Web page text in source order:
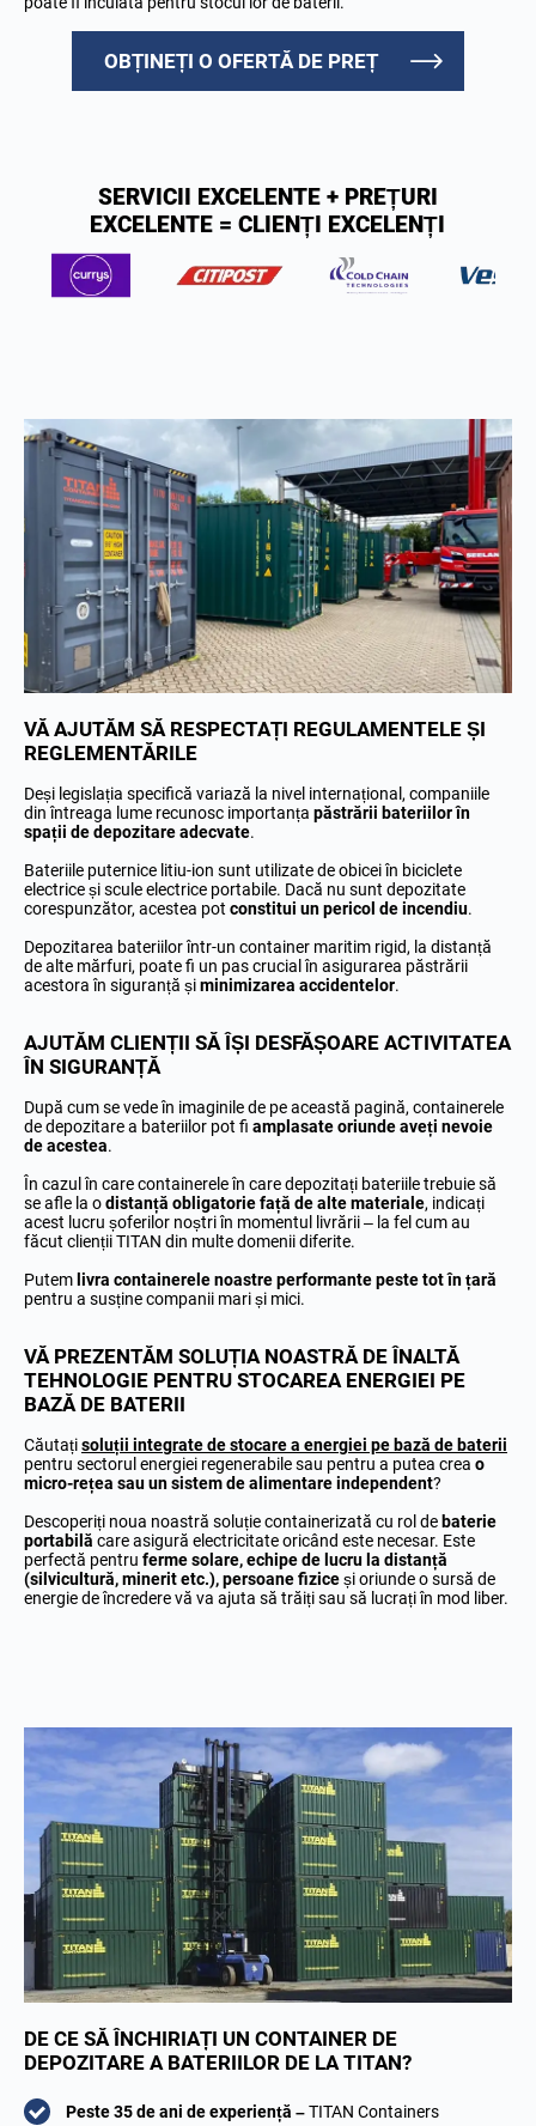
OBȚINEȚI O OFERTĂ DE PREȚ
SERVICII EXCELENTE + PREȚURI
EXCELENTE = CLIENȚI EXCELENȚI
VĂ AJUTĂM SĂ RESPECTAȚI REGULAMENTELE ȘI
REGLEMENTĂRILE
Deși legislația specifică variază la nivel internațional, companiile
din întreaga lume recunosc importanța păstrării bateriilor în
spații de depozitare adecvate.
Bateriile puternice litiu-ion sunt utilizate de obicei în biciclete
electrice și scule electrice portabile. Dacă nu sunt depozitate
corespunzător, acestea pot constitui un pericol de incendiu.
Depozitarea bateriilor într-un container maritim rigid, la distanță
de alte mărfuri, poate fi un pas crucial în asigurarea păstrării
acestora în siguranță șiminimizarea accidentelor.
AJUTĂM CLIENȚII SĂ ÎȘI DESFĂȘOARE ACTIVITATEA
ÎN SIGURANȚĂ
După cum se vede în imaginile de pe această pagină, containerele
de depozitare a bateriilor pot fi amplasate oriunde aveți nevoie
de acestea.
În cazul în care containerele în care depozitați bateriile trebuie să
se afle la odistanță obligatorie față de alte materiale, indicați
acest lucru șoferilor noștri în momentul livrării – la fel cum au
făcut clienții TITAN din multe domenii diferite.
Putem livra containerele noastre performante peste tot în țară
pentru a susține companii mari și mici.
VĂ PREZENTĂM SOLUȚIA NOASTRĂ DE ÎNALTĂ
TEHNOLOGIE PENTRU STOCAREA ENERGIEI PE
BAZĂ DE BATERII
Căutațisoluții integrate de stocare a energiei pe bază de baterii
pentru sectorul energiei regenerabile sau pentru a putea crea o
micro-rețea sau un sistem de alimentare independent?
Descoperiți noua noastră soluție containerizată cu rol de baterie
portabilă care asigură electricitate oricând este necesar. Este
perfectă pentru ferme solare, echipe de lucru la distanță
(silvicultură, minerit etc.), persoane fiziceși oriunde o sursă de
energie de încredere vă va ajuta să trăiți sau să lucrați în mod liber.
DE CE SĂ ÎNCHIRIAȚI UN CONTAINER DE
DEPOZITARE A BATERIILOR DE LA TITAN?
Peste 35 de ani de experiență –TITAN Containers